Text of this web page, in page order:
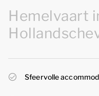
Hemelvaart
Sfeervolle